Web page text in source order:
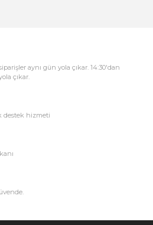
aynı gün yola çıkar. 14:30'dan
çıkar.
destek hizmeti